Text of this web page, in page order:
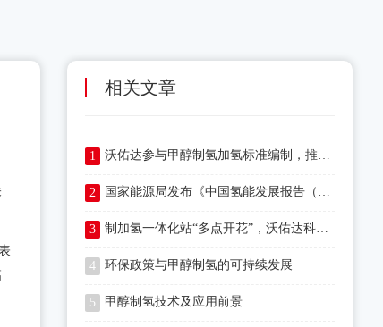
相关文章
1 沃佑达参与甲醇制氢加氢标准编制，推动氢能安全发展
2 国家能源局发布《中国氢能发展报告（2025）》
3 制加氢一体化站“多点开花”，沃佑达科技助力行业前行
4 环保政策与甲醇制氢的可持续发展
5 甲醇制氢技术及应用前景